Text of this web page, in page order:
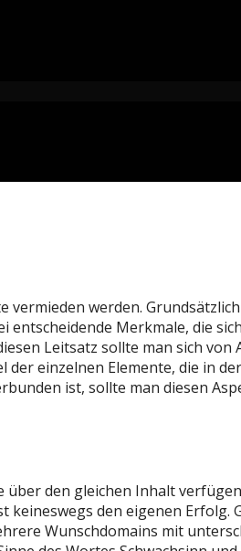
werden.
entscheidende Merkmale, die
Leitsatz sollte man sich von
einzelnen Elemente, die in der
ist, sollte man diesen
den gleichen Inhalt
den eigenen Erfolg.
Wunschdomains mit